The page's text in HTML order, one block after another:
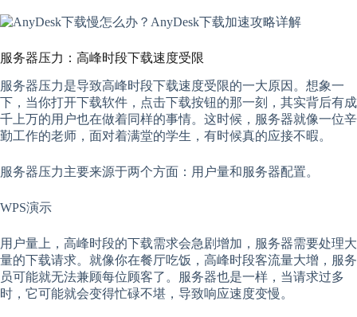
服务器压力：高峰时段下载速度受限
服务器压力是导致高峰时段下载速度受限的一大原因。想象一
下，当你打开下载软件，点击下载按钮的那一刻，其实背后有成
千上万的用户也在做着同样的事情。这时候，服务器就像一位辛
勤工作的老师，面对着满堂的学生，有时候真的应接不暇。
服务器压力主要来源于两个方面：用户量和服务器配置。
WPS演示
用户量上，高峰时段的下载需求会急剧增加，服务器需要处理大
量的下载请求。就像你在餐厅吃饭，高峰时段客流量大增，服务
员可能就无法兼顾每位顾客了。服务器也是一样，当请求过多
时，它可能就会变得忙碌不堪，导致响应速度变慢。